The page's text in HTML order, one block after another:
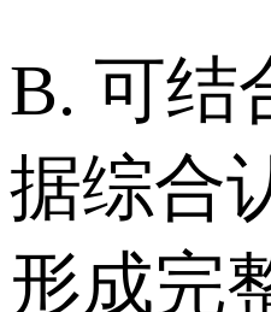
B. 可结
据综合
形成完